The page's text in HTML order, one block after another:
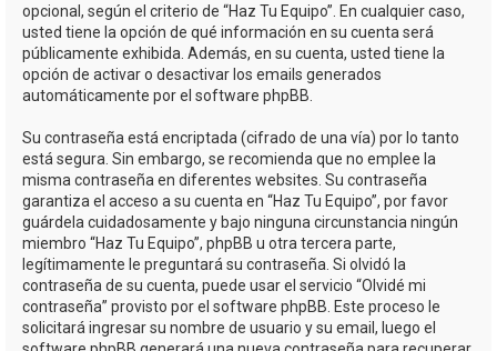
opcional, según el criterio de “Haz Tu Equipo”. En cualquier caso,
usted tiene la opción de qué información en su cuenta será
públicamente exhibida. Además, en su cuenta, usted tiene la
opción de activar o desactivar los emails generados
automáticamente por el software phpBB.
Su contraseña está encriptada (cifrado de una vía) por lo tanto
está segura. Sin embargo, se recomienda que no emplee la
misma contraseña en diferentes websites. Su contraseña
garantiza el acceso a su cuenta en “Haz Tu Equipo”, por favor
guárdela cuidadosamente y bajo ninguna circunstancia ningún
miembro “Haz Tu Equipo”, phpBB u otra tercera parte,
legítimamente le preguntará su contraseña. Si olvidó la
contraseña de su cuenta, puede usar el servicio “Olvidé mi
contraseña” provisto por el software phpBB. Este proceso le
solicitará ingresar su nombre de usuario y su email, luego el